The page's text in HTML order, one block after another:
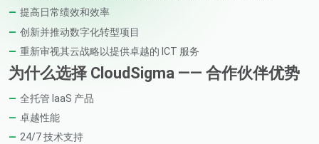
提高日常绩效和效率
创新并推动数字化转型项目
重新审视其云战略以提供卓越的 ICT 服务
为什么选择 CloudSigma —— 合作伙伴优势
全托管 IaaS 产品
卓越性能
24/7 技术支持